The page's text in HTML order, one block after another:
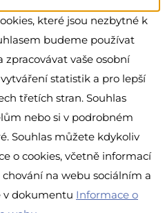
které jsou nezbytné k
budeme používat
zpracovávat vaše osobní
statistik a pro lepší
třetích stran. Souhlas
nebo si v podrobném
Souhlas můžete kdykoliv
o cookies, včetně informací
na webu sociálním a
v dokumentu Informace o